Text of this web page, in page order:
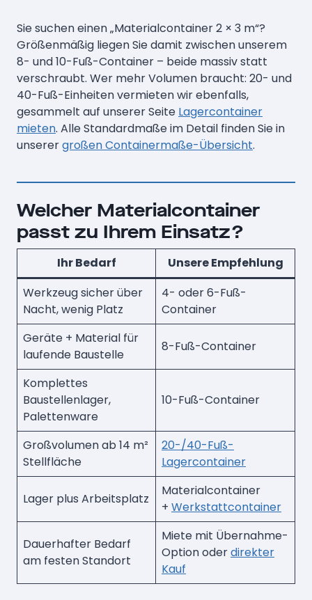
Sie suchen einen „Materialcontainer 2 × 3 m“?
Größenmäßig liegen Sie damit zwischen unserem
8- und 10-Fuß-Container – beide massiv statt
verschraubt. Wer mehr Volumen braucht: 20- und
40-Fuß-Einheiten vermieten wir ebenfalls,
gesammelt auf unserer Seite Lagercontainer
mieten. Alle Standardmaße im Detail finden Sie in
unserergroßen Containermaße-Übersicht.
Welcher Materialcontainer
passt zu Ihrem Einsatz?
Ihr Bedarf
Unsere Empfehlung
Werkzeug sicher über
Nacht, wenig Platz
4- oder 6-Fuß-
Container
Geräte + Material für
laufende Baustelle
8-Fuß-Container
Komplettes
Baustellenlager,
Palettenware
10-Fuß-Container
Großvolumen ab 14 m²
Stellfläche
20-/40-Fuß-
Lagercontainer
Lager plus Arbeitsplatz
Materialcontainer
+ Werkstattcontainer
Dauerhafter Bedarf
am festen Standort
Miete mit Übernahme-
Option oderdirekter
Kauf